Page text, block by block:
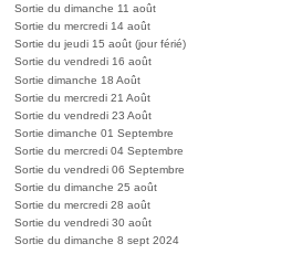
Sortie du dimanche 11 août
Sortie du mercredi 14 août
Sortie du jeudi 15 août (jour férié)
Sortie du vendredi 16 août
Sortie dimanche 18 Août
Sortie du mercredi 21 Août
Sortie du vendredi 23 Août
Sortie dimanche 01 Septembre
Sortie du mercredi 04 Septembre
Sortie du vendredi 06 Septembre
Sortie du dimanche 25 août
Sortie du mercredi 28 août
Sortie du vendredi 30 août
Sortie du dimanche 8 sept 2024